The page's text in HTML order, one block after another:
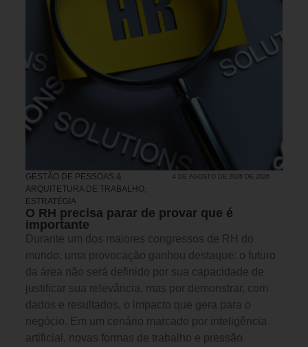
GESTÃO DE PESSOAS &
ARQUITETURA DE TRABALHO
ESTRATÉGIA
4 DE AGOSTO DE 2026 DE 2026
O RH precisa parar de provar que é
importante
Durante um dos maiores congressos de RH do
mundo, uma provocação ganhou destaque: o futuro
da área não será definido por sua capacidade de
justificar sua relevância, mas por demonstrar, com
dados e resultados, o impacto que gera para o
negócio. Em um cenário marcado por inteligência
artificial, novas formas de trabalho e pressão